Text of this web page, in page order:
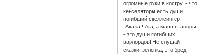
огромные руки в костру, - что
кенселяторы есть души
погибший спеллсингер
-Ахаха!! Ага, а масс-станеры
- это души погибших
варлордов! Не слушай
сказки, зеленка, это бред